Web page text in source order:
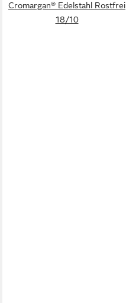
Cromargan® Edelstahl Rostfrei
18/10